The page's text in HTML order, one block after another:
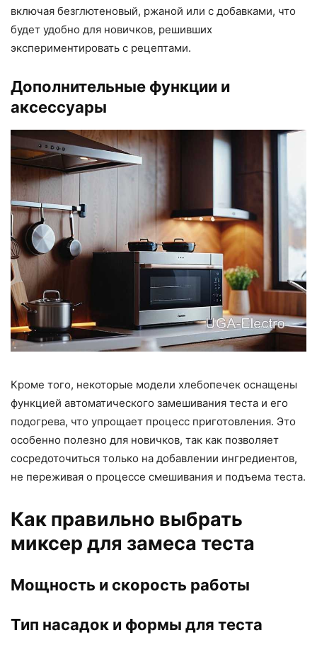
включая безглютеновый, ржаной или с добавками, что
будет удобно для новичков, решивших
экспериментировать с рецептами.
Дополнительные функции и
аксессуары
Кроме того, некоторые модели хлебопечек оснащены
функцией автоматического замешивания теста и его
подогрева, что упрощает процесс приготовления. Это
особенно полезно для новичков, так как позволяет
сосредоточиться только на добавлении ингредиентов,
не переживая о процессе смешивания и подъема теста.
Как правильно выбрать
миксер для замеса теста
Мощность и скорость работы
Тип насадок и формы для теста